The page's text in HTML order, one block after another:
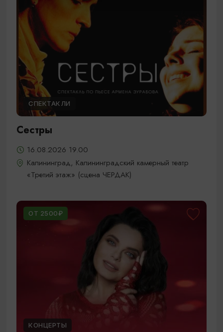
СПЕКТАКЛИ
Сестры
16.08.2026 19.00
Калининград, Калининградский камерный театр
«Третий этаж» (сцена ЧЕРДАК)
ОТ 2500₽
КОНЦЕРТЫ